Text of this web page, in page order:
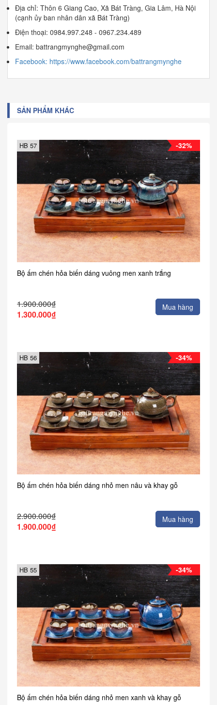
Địa chỉ: Thôn 6 Giang Cao, Xã Bát Tràng, Gia Lâm, Hà Nội
(cạnh ủy ban nhân dân xã Bát Tràng)
Điện thoại: 0984.997.248 - 0967.234.489
Email: battrangmynghe@gmail.com
Facebook: https://www.facebook.com/battrangmynghe
SẢN PHẨM KHÁC
-32%
HB 57
Bộ ấm chén hỏa biến dáng vuông men xanh trắng
1.900.000₫
1.300.000₫
Mua hàng
-34%
HB 56
Bộ ấm chén hỏa biến dáng nhỏ men nâu và khay gỗ
2.900.000₫
1.900.000₫
Mua hàng
-34%
HB 55
Bộ ấm chén hỏa biến dáng nhỏ men xanh và khay gỗ